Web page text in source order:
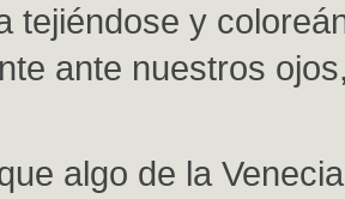
tejiéndose y
ante nuestros
algo de la